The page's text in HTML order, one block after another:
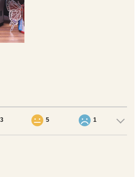
5 1